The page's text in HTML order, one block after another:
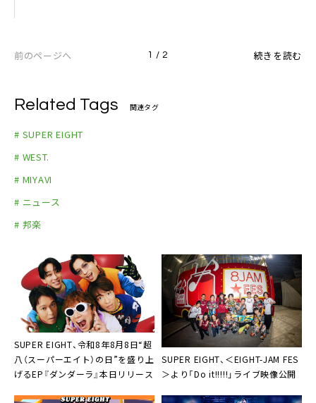
前のページへ 1 / 2 続きを読む
Related Tags 関連タグ
# SUPER EIGHT
# WEST.
# MIYAVI
# ニュース
# 邦楽
SUPER EIGHT、令和8年8月8日“超
八（スーパーエイト）の日”を盛り上
げるEP『ダンダーラ』本日リリース
SUPER EIGHT、＜EIGHT-JAM FES
＞より「Do it!!!!!」ライブ映像公開